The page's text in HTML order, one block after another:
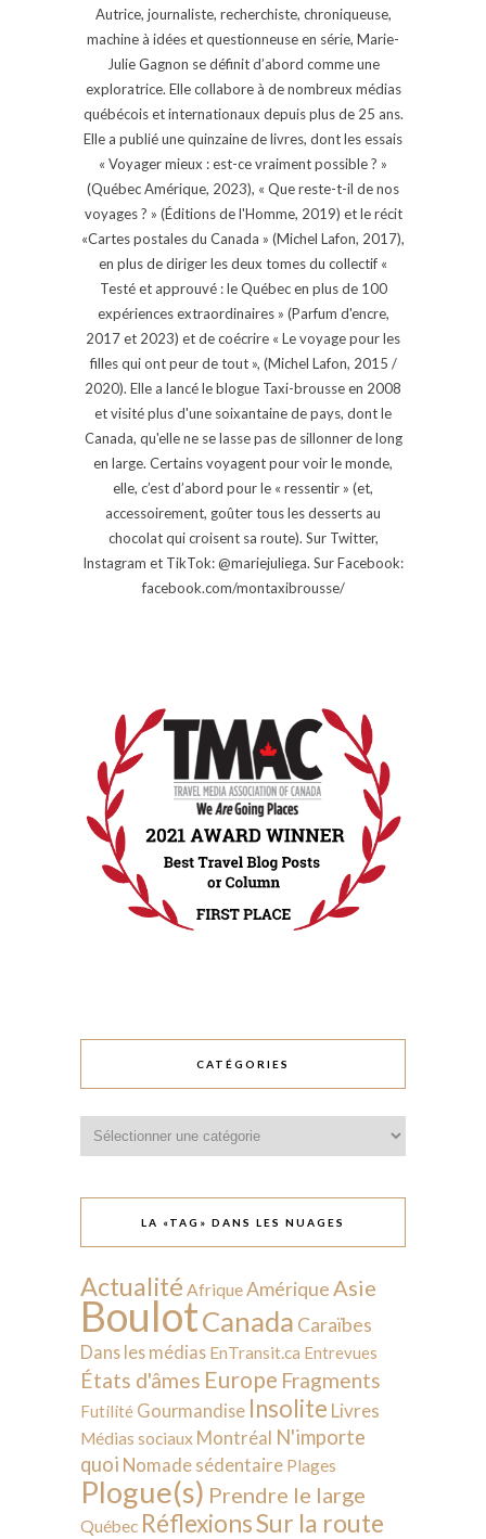
Autrice, journaliste, recherchiste, chroniqueuse,
machine à idées et questionneuse en série, Marie-
Julie Gagnon se définit d’abord comme une
exploratrice. Elle collabore à de nombreux médias
québécois et internationaux depuis plus de 25 ans.
Elle a publié une quinzaine de livres, dont les essais
« Voyager mieux : est-ce vraiment possible ? »
(Québec Amérique, 2023), « Que reste-t-il de nos
voyages ? » (Éditions de l'Homme, 2019) et le récit
«Cartes postales du Canada » (Michel Lafon, 2017),
en plus de diriger les deux tomes du collectif «
Testé et approuvé : le Québec en plus de 100
expériences extraordinaires » (Parfum d'encre,
2017 et 2023) et de coécrire « Le voyage pour les
filles qui ont peur de tout », (Michel Lafon, 2015 /
2020). Elle a lancé le blogue Taxi-brousse en 2008
et visité plus d'une soixantaine de pays, dont le
Canada, qu'elle ne se lasse pas de sillonner de long
en large. Certains voyagent pour voir le monde,
elle, c’est d’abord pour le « ressentir » (et,
accessoirement, goûter tous les desserts au
chocolat qui croisent sa route). Sur Twitter,
Instagram et TikTok: @mariejuliega. Sur Facebook:
facebook.com/montaxibrousse/
CATÉGORIES
LA «TAG» DANS LES NUAGES
Actualité AfriqueAmérique Asie
BoulotCanada Caraïbes
Dans les médias EnTransit.ca Entrevues
États d'âmes Europe Fragments
Futilité Gourmandise Insolite Livres
Médias sociaux Montréal N'importe
quoi Nomade sédentaire Plages
Plogue(s) Prendre le large
Québec RéflexionsSur la route